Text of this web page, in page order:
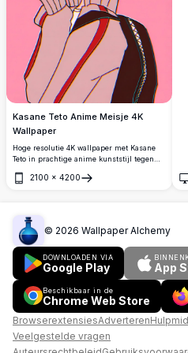
Kasane Teto Anime Meisje 4K
Wallpaper
Hoge resolutie 4K wallpaper met Kasane
Teto in prachtige anime kunststijl tegen
een levendige verloop achtergrond. Perfect
voor desktop en mobiele schermen met
2100 × 4200
Openen
© 2026 Wallpaper Alchemy
DOWNLOADEN VIA
Google Play App
Beschikbaar in de
Chrome Web Store
BrowserextensiesAdverteren
Veelgestelde vragen